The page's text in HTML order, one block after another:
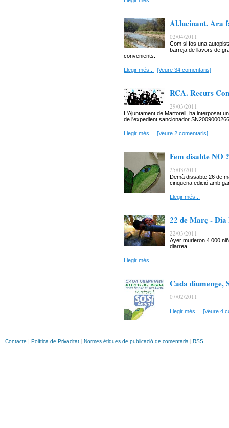
Al.lucinant. Ara
02/04/2011
Com si fos una
barreja de llavors de
convenients.
Llegir més... [Veure 34 comentaris]
RCA. Recurs
29/03/2011
L'Ajuntament de Martorell, ha interposat
de l'expedient sancionador
Llegir més... [Veure 2 comentaris]
Fem disabte NO ?
25/03/2011
Demà dissabte 26 de
cinquena edició amb
Llegir més...
22 de Març -
22/03/2011
Ayer murieron 4.000
diarrea.
Llegir més...
Cada diumenge,
07/02/2011
Llegir més... [Veure 4
Contacte | Política de Privacitat | Normes ètiques de publicació de comentaris | RSS